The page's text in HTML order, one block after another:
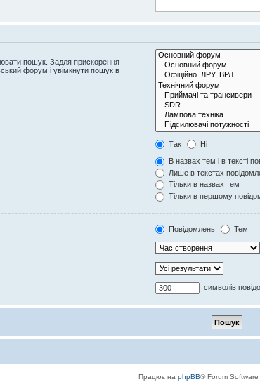
пошук. Задля прискорення
форум і увімкнути пошук в
Так Ні
В назвах тем і в тексті
Лише в текстах
Тільки в назвах тем
Тільки в першому
Повідомлень Тем
символів
Працює на phpBB® Forum